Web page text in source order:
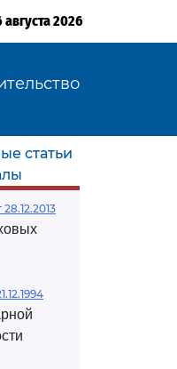
августа 2026
статьи